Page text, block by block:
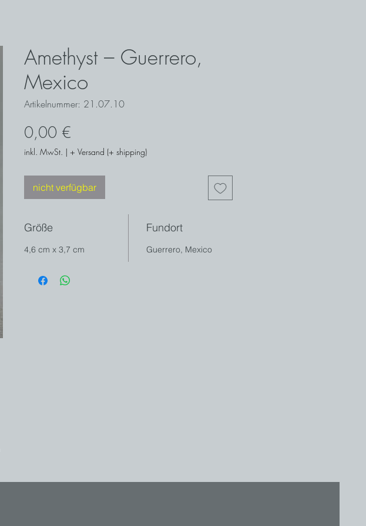
Amethyst – Guerrero,
Mexico
Artikelnummer: 21.07.10
0,00 €
inkl. MwSt. | + Versand (+ shipping)
nicht verfügbar
Größe
4,6 cm x 3,7 cm
Fundort
Guerrero, Mexico